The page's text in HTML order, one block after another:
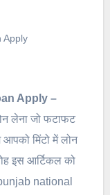
Apply
Apply –
लेना जो फटाफट
आपको मिंटो में लोन
इस आर्टिकल को
national